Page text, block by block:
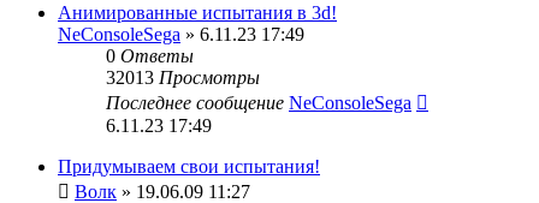
Анимированные испытания в 3d!
NeConsoleSega » 6.11.23 17:49
0 Ответы
32013 Просмотры
Последнее сообщение NeConsoleSega
6.11.23 17:49
Придумываем свои испытания!
Волк » 19.06.09 11:27